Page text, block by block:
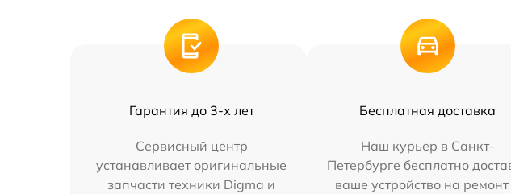
Гарантия до 3-х лет
Сервисный центр
устанавливает оригинальные
запчасти техники Digma и
Бесплатная доставка
Наш курьер в Санкт-
Петербурге бесплатно
ваше устройство на ремонт